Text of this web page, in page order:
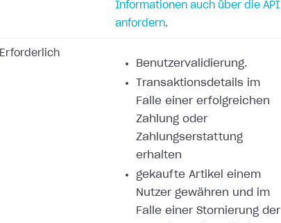
Informationen auch über die API
anfordern.
Erforderlich
Benutzervalidierung.
Transaktionsdetails im
Falle einer erfolgreichen
Zahlung oder
Zahlungserstattung
erhalten
gekaufte Artikel einem
Nutzer gewähren und im
Falle einer Stornierung der